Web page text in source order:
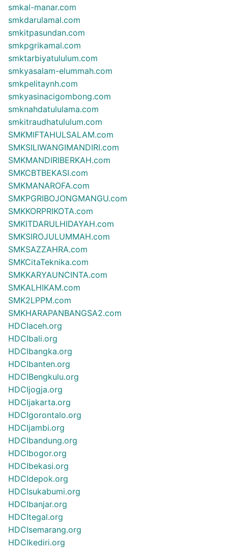
smkal-manar.com
smkdarulamal.com
smkitpasundan.com
smkpgrikamal.com
smktarbiyatululum.com
smkyasalam-elummah.com
smkpelitaynh.com
smkyasinacigombong.com
smknahdatululama.com
smkitraudhatululum.com
SMKMIFTAHULSALAM.com
SMKSILIWANGIMANDIRI.com
SMKMANDIRIBERKAH.com
SMKCBTBEKASI.com
SMKMANAROFA.com
SMKPGRIBOJONGMANGU.com
SMKKORPRIKOTA.com
SMKITDARULHIDAYAH.com
SMKSIROJULUMMAH.com
SMKSAZZAHRA.com
SMKCitaTeknika.com
SMKKARYAUNCINTA.com
SMKALHIKAM.com
SMK2LPPM.com
SMKHARAPANBANGSA2.com
HDCIaceh.org
HDCIbali.org
HDCIbangka.org
HDCIbanten.org
HDCIBengkulu.org
HDCIjogja.org
HDCIjakarta.org
HDCIgorontalo.org
HDCIjambi.org
HDCIbandung.org
HDCIbogor.org
HDCIbekasi.org
HDCIdepok.org
HDCIsukabumi.org
HDCIbanjar.org
HDCItegal.org
HDCIsemarang.org
HDCIkediri.org